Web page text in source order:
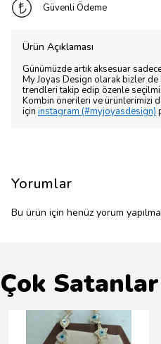
Güvenli Ödeme
Ürün Açıklaması
Günümüzde artık aksesuar
My Joyas Design olarak bizler
trendleri takip edip özenle
Kombin önerileri ve ürünlerimizi
için instagram (#myjoyasdesign)
Yorumlar
Bu ürün için henüz yorum
Çok Satanlar